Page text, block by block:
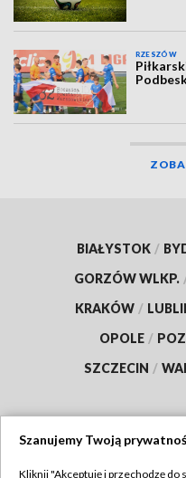
RZESZÓW
BIAŁYSTOK /
GORZÓW WLKP.
KRAKÓW /
OPOLE /
SZCZECIN /
Szanujemy Twoją
Kliknij "Akceptuję i przechodzę do